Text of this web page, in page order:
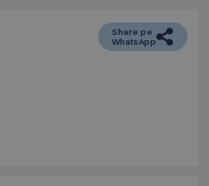
Share pe
WhatsApp